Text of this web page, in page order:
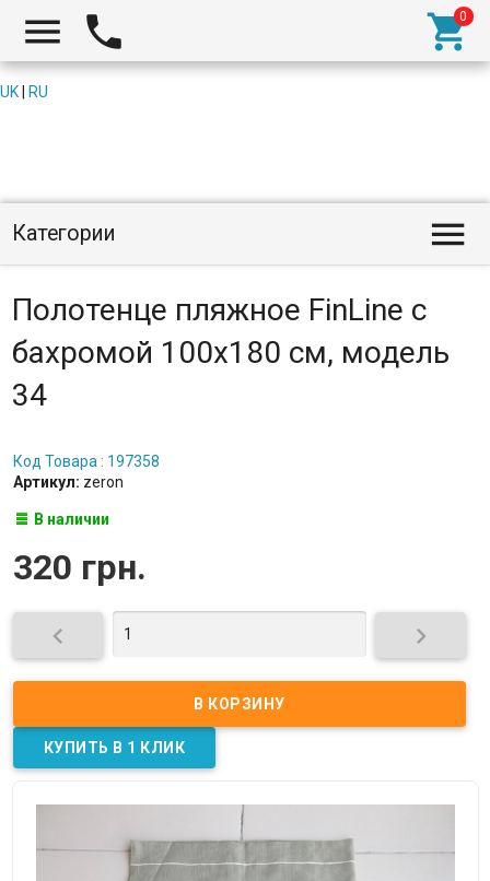
  
UK RU
Категории 
Полотенце пляжное FinLine с
бахромой 100x180 см, модель
34
Код Товара : 197358
Артикул: zeron
В наличии
320 грн.
 